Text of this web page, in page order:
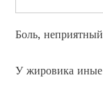
Боль,
У жировика иные